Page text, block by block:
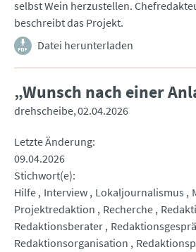
selbst Wein herzustellen.
beschreibt das Projekt.
Datei herunterladen
„Wunsch nach einer
drehscheibe 02.04.2026
Letzte Änderung
09.04.2026
Stichwort(e)
Hilfe Interview Lokaljournalismus
Projektredaktion
Recherche
Redaktionsberater
Redaktionsorganisation